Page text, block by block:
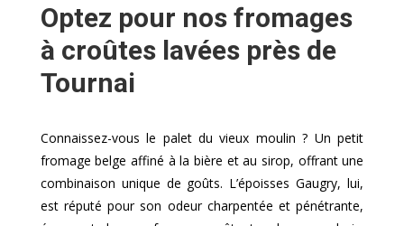
Optez pour nos fromages
à croûtes lavées près de
Tournai
Connaissez-vous le palet du vieux moulin ? Un petit
fromage belge affiné à la bière et au sirop, offrant une
combinaison unique de goûts. L’époisses Gaugry, lui,
est réputé pour son odeur charpentée et pénétrante,